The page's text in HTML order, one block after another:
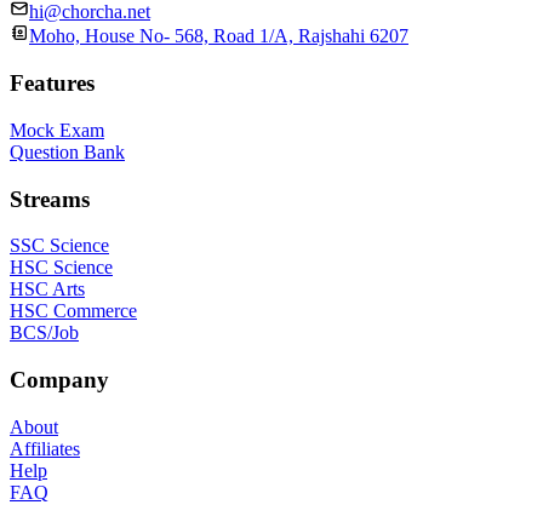
hi@chorcha.net
Moho, House No- 568, Road 1/A, Rajshahi 6207
Features
Mock Exam
Question Bank
Streams
SSC Science
HSC Science
HSC Arts
HSC Commerce
BCS/Job
Company
About
Affiliates
Help
FAQ